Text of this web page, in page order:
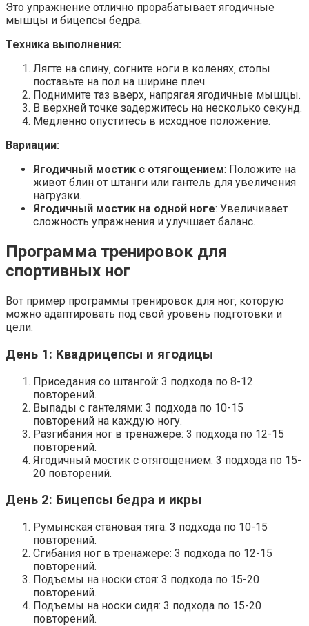
Это упражнение отлично прорабатывает ягодичные
мышцы и бицепсы бедра.
Техника выполнения:
Лягте на спину‚ согните ноги в коленях‚ стопы
поставьте на пол на ширине плеч.
Поднимите таз вверх‚ напрягая ягодичные мышцы.
В верхней точке задержитесь на несколько секунд.
Медленно опуститесь в исходное положение.
Вариации:
Ягодичный мостик с отягощением: Положите на
живот блин от штанги или гантель для увеличения
нагрузки.
Ягодичный мостик на одной ноге: Увеличивает
сложность упражнения и улучшает баланс.
Программа тренировок для
спортивных ног
Вот пример программы тренировок для ног‚ которую
можно адаптировать под свой уровень подготовки и
цели:
День 1: Квадрицепсы и ягодицы
Приседания со штангой: 3 подхода по 8-12
повторений.
Выпады с гантелями: 3 подхода по 10-15
повторений на каждую ногу.
Разгибания ног в тренажере: 3 подхода по 12-15
повторений.
Ягодичный мостик с отягощением: 3 подхода по 15-
20 повторений.
День 2: Бицепсы бедра и икры
Румынская становая тяга: 3 подхода по 10-15
повторений.
Сгибания ног в тренажере: 3 подхода по 12-15
повторений.
Подъемы на носки стоя: 3 подхода по 15-20
повторений.
Подъемы на носки сидя: 3 подхода по 15-20
повторений.